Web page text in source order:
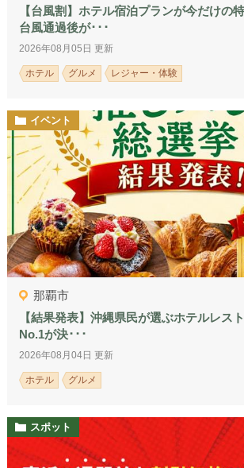
【台風割】ホテル宿泊プランが今だけの
台風通過後が･･･
2026年08月05日 更新
ホテル グルメ レジャー・体験
イベント
那覇市
【結果発表】沖縄県民が選ぶホテルレス
No.1が決･･･
2026年08月04日 更新
ホテル グルメ
スポット